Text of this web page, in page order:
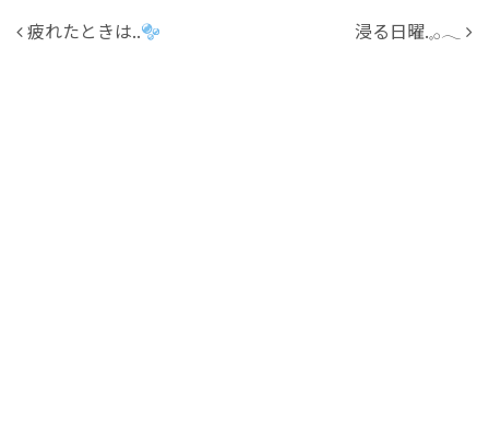
投稿ナビゲーション
疲れたときは.. 浸る日曜.𓈒𓂂𓂃